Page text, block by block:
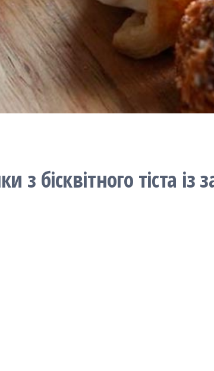
з бісквітного тіста із